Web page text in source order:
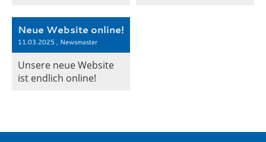
Neue Website online!
11.03.2025 , Newsmaster
Unsere neue Website
ist endlich online!